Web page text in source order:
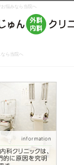
悩みなら当院へ
ら当院へ